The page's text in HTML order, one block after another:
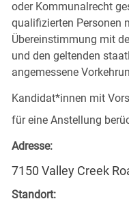
oder Kommunalrecht
qualifizierten Personen
Übereinstimmung mit
und den geltenden
angemessene
Kandidat*innen mit
für eine Anstellung
Adresse:
7150 Valley Creek
Standort: